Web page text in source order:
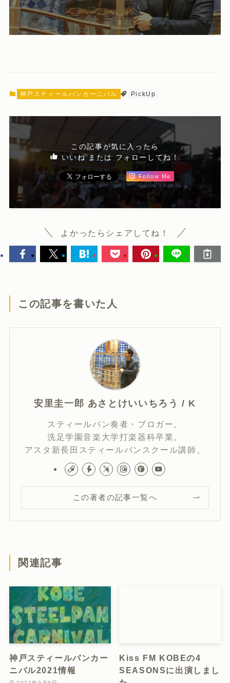
神戸スティールパンカーニバル PickUp
この記事が気に入ったら
いいね または フォローしてね！
Follow Me
よかったらシェアしてね！
この記事を書いた人
安里圭一郎 あさとけいいちろう / K
スティールパン奏者・ブロガー。
洗足学園音楽大学打楽器科卒業。
アスタ新長田スティールパンスクール講師。
この著者の記事一覧へ
関連記事
神戸スティールパンカー
ニバル2021情報
Kiss FM KOBEの4
SEASONSに出演しまし